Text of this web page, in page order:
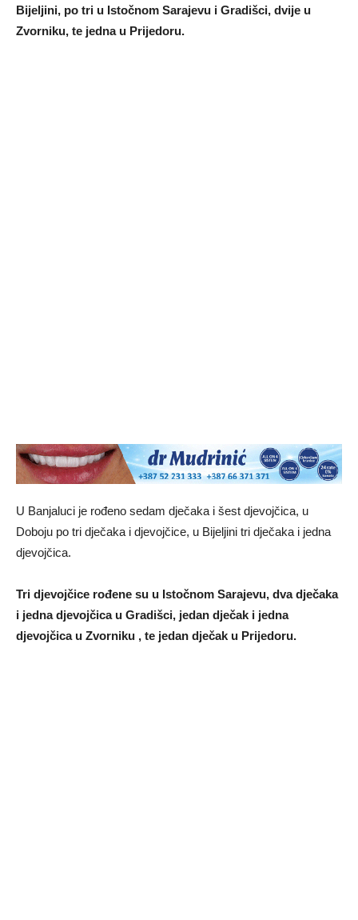
Bijeljini, po tri u Istočnom Sarajevu i Gradišci, dvije u
Zvorniku, te jedna u Prijedoru.
U Banjaluci je rođeno sedam dječaka i šest djevojčica, u
Doboju po tri dječaka i djevojčice, u Bijeljini tri dječaka i jedna
djevojčica.
Tri djevojčice rođene su u Istočnom Sarajevu, dva dječaka
i jedna djevojčica u Gradišci, jedan dječak i jedna
djevojčica u Zvorniku , te jedan dječak u Prijedoru.